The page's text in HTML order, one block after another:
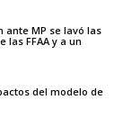
ante MP se lavó las
las FFAA y a un
del modelo de